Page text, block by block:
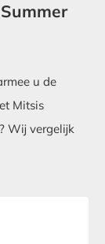
u de
Mitsis
Wij vergelijk